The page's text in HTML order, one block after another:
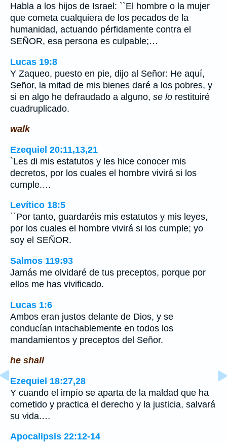
Habla a los hijos de Israel: ``El hombre o la mujer
que cometa cualquiera de los pecados de la
humanidad, actuando pérfidamente contra el
SEÑOR, esa persona es culpable;…
Lucas 19:8
Y Zaqueo, puesto en pie, dijo al Señor: He aquí,
Señor, la mitad de mis bienes daré a los pobres, y
si en algo he defraudado a alguno, se lo restituiré
cuadruplicado.
walk
Ezequiel 20:11,13,21
`Les di mis estatutos y les hice conocer mis
decretos, por los cuales el hombre vivirá si los
cumple.…
Levítico 18:5
``Por tanto, guardaréis mis estatutos y mis leyes,
por los cuales el hombre vivirá si los cumple; yo
soy el SEÑOR.
Salmos 119:93
Jamás me olvidaré de tus preceptos, porque por
ellos me has vivificado.
Lucas 1:6
Ambos eran justos delante de Dios, y se
conducían intachablemente en todos los
mandamientos y preceptos del Señor.
he shall
Ezequiel 18:27,28
Y cuando el impío se aparta de la maldad que ha
cometido y practica el derecho y la justicia, salvará
su vida.…
Apocalipsis 22:12-14